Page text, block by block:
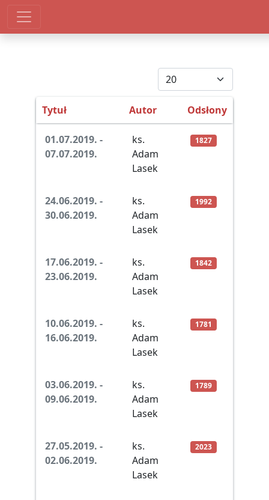
Pokaż #
Tytuł Autor Odsłony
01.07.2019. -
07.07.2019.
ks.
Adam
Lasek
1827
24.06.2019. -
30.06.2019.
ks.
Adam
Lasek
1992
17.06.2019. -
23.06.2019.
ks.
Adam
Lasek
1842
10.06.2019. -
16.06.2019.
ks.
Adam
Lasek
1781
03.06.2019. -
09.06.2019.
ks.
Adam
Lasek
1789
27.05.2019. -
02.06.2019.
ks.
Adam
Lasek
2023